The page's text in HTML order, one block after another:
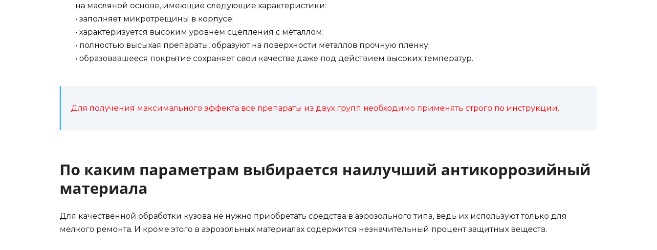
на масляной основе, имеющие следующие характеристики:
• заполняет микротрещины в корпусе;
• характеризуется высоким уровнем сцепления с металлом;
• полностью высыхая препараты, образуют на поверхности металлов прочную пленку;
• образовавшееся покрытие сохраняет свои качества даже под действием высоких температур.
Для получения максимального эффекта все препараты из двух групп необходимо применять строго по инструкции.
По каким параметрам выбирается наилучший антикоррозийный
материала
Для качественной обработки кузова не нужно приобретать средства в аэрозольного типа, ведь их используют только для
мелкого ремонта. И кроме этого в аэрозольных материалах содержится незначительный процент защитных веществ.